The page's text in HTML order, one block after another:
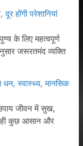
होंगी परेशानियां
के लिए महत्वपूर्ण
जरूरतमंद व्यक्ति
स्वास्थ्य, मानसिक
जीवन में सुख,
ही कुछ आसान और